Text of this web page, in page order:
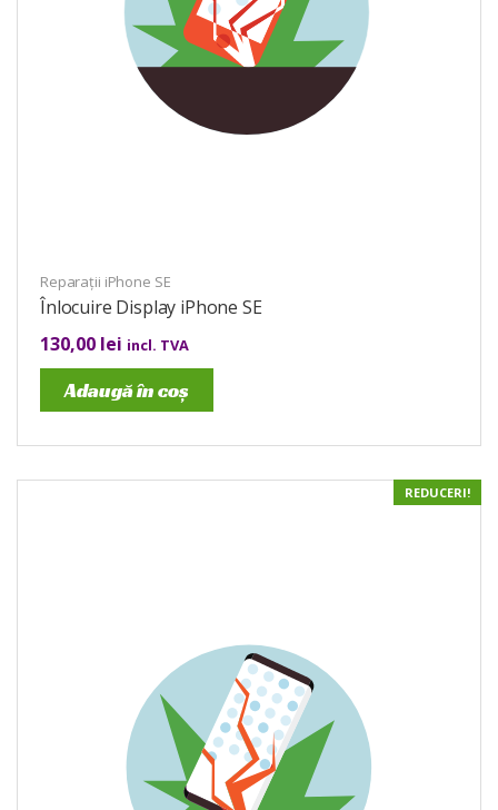
Reparații iPhone SE
Înlocuire Display iPhone SE
130,00 lei incl. TVA
Adaugă în coș
REDUCERI!